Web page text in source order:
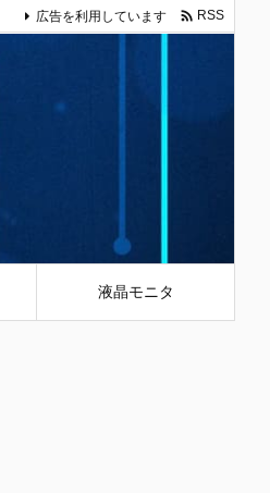
液晶モニタ
広告を利用しています  RSS